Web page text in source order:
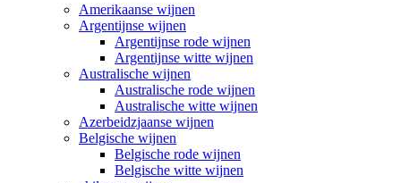
Amerikaanse wijnen
Argentijnse wijnen
Argentijnse rode wijnen
Argentijnse witte wijnen
Australische wijnen
Australische rode wijnen
Australische witte wijnen
Azerbeidzjaanse wijnen
Belgische wijnen
Belgische rode wijnen
Belgische witte wijnen